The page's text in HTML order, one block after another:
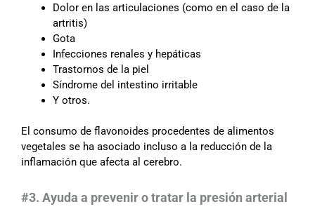
Dolor en las articulaciones (como en el caso de la
artritis)
Gota
Infecciones renales y hepáticas
Trastornos de la piel
Síndrome del intestino irritable
Y otros.
El consumo de flavonoides procedentes de alimentos
vegetales se ha asociado incluso a la reducción de la
inflamación que afecta al cerebro.
#3. Ayuda a prevenir o tratar la presión arterial